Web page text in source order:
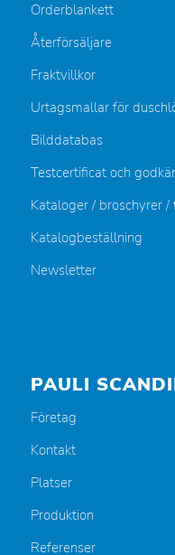
Orderblankett
Återförsäljare
Fraktvillkor
Urtagsmallar för
Bilddatabas
Testcertificat och
Kataloger / broschyrer /
Katalogbeställning
Newsletter
PAULI
Företag
Kontakt
Platser
Produktion
Referenser